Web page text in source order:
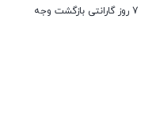
7 روز گارانتی بازگشت وجه